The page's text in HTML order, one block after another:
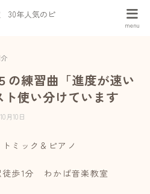
30年人気のピ
の練習曲「進度が速い
使い分けています
月10日
ミック＆ピアノ
歩1分 わかば音楽教室